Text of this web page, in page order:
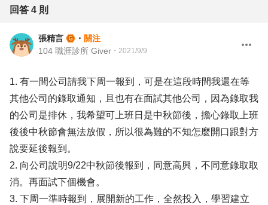
回答 4 則
張精言 ・ 關注
104 職涯診所 Giver ・ 2021/9/9
1. 有一間公司請我下周一報到，可是在這段時間我還在等
其他公司的錄取通知，且也有在面試其他公司，因為錄取我
的公司是排休，我希望可上班日是中秋節後，擔心錄取上班
後後中秋節會無法放假，所以很為難的不知怎麼開口跟對方
說要延後報到。
2. 向公司說明9/22中秋節後報到，同意高興，不同意錄取取
消。再面試下個機會。
3. 下周一準時報到，展開新的工作，全然投入，學習建立